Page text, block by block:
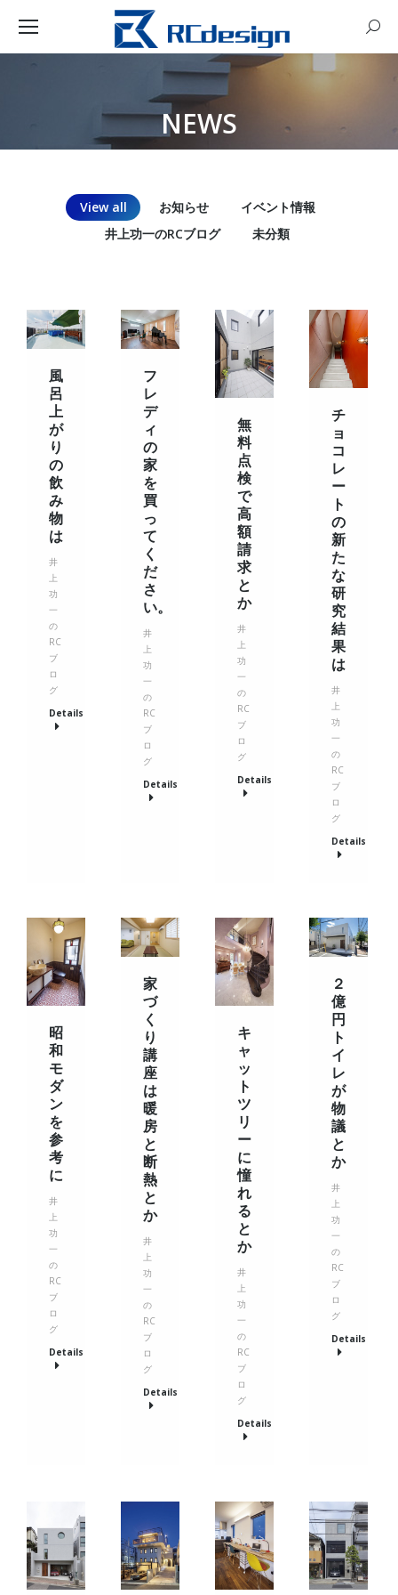
NEWS
You are here:
View all お知らせ
イベント情報
井上功一のRCブログ
未分類
風
呂
上
が
り
の
飲
み
物
は
井
上
功
一
の
RC
ブ
ロ
グ
Details
フ
レ
デ
ィ
の
家
を
買
っ
て
く
だ
さ
い。
井
上
功
一
の
RC
ブ
ロ
グ
Details
無
料
点
検
で
高
額
請
求
と
か
井
上
功
一
の
RC
ブ
ロ
グ
Details
チ
ョ
コ
レ
ー
ト
の
新
た
な
研
究
結
果
は
井
上
功
一
の
RC
ブ
ロ
グ
Details
昭
和
モ
ダ
ン
を
参
考
に
井
上
功
一
の
RC
ブ
ロ
グ
Details
家
づ
く
り
講
座
は
暖
房
と
断
熱
と
か
井
上
功
一
の
RC
ブ
ロ
グ
Details
キ
ャ
ッ
ト
ツ
リ
ー
に
憧
れ
る
と
か
井
上
功
一
の
RC
ブ
ロ
グ
Details
２
億
円
ト
イ
レ
が
物
議
と
か
井
上
功
一
の
RC
ブ
ロ
グ
Details